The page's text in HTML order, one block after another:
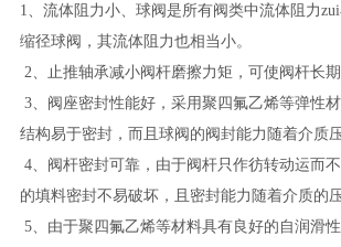
1、流体阻力小、球阀是所有阀类中流体阻力
缩径球阀，其流体阻力也相当小。
2、止推轴承减小阀杆磨擦力矩，可使阀杆长期
3、阀座密封性能好，采用聚四氟乙烯等弹性
结构易于密封，而且球阀的阀封能力随着介质
4、阀杆密封可靠，由于阀杆只作彷转动运而
的填料密封不易破坏，且密封能力随着介质的
5、由于聚四氟乙烯等材料具有良好的自润滑